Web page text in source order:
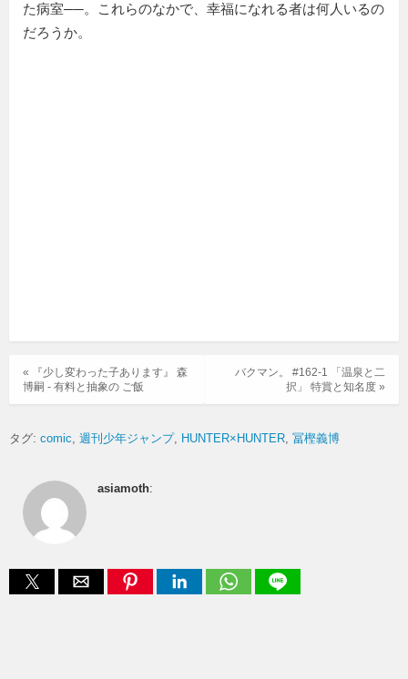
た病室──。これらのなかで、幸福になれる者は何人いるの
だろうか。
バクマン。 #162-1 「温泉と二
択」 特賞と知名度 »
« 『少し変わった子あります』 森
博嗣 - 有料と抽象の ご飯
タグ: comic 週刊少年ジャンプ HUNTER×HUNTER 冨樫義博
asiamoth: